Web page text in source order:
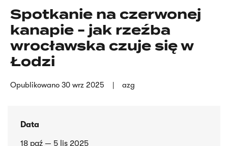
nawigacyjna
Spotkanie na czerwonej
kanapie - jak rzeźba
wrocławska czuje się w
Łodzi
Opublikowano 30 wrz 2025 azg
Data
18 paź — 5 lis 2025